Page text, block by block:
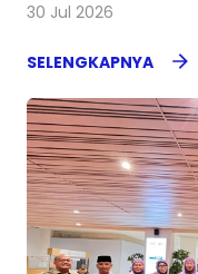
30 Jul 2026
SELENGKAPNYA